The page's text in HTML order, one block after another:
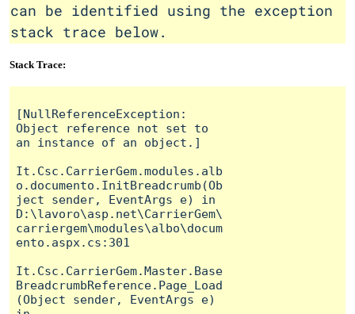
can be identified using the exception
stack trace below.
Stack Trace:
[NullReferenceException:
Object reference not set to
an instance of an object.]
It.Csc.CarrierGem.modules.alb
o.documento.InitBreadcrumb(Ob
ject sender, EventArgs e) in
D:\lavoro\asp.net\CarrierGem\
carriergem\modules\albo\docum
ento.aspx.cs:301
It.Csc.CarrierGem.Master.Base
BreadcrumbReference.Page_Load
(Object sender, EventArgs e)